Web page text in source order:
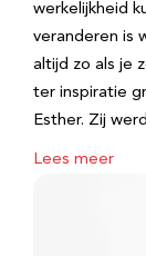
werkelijkheid
veranderen is
altijd zo als je
ter inspiratie
Esther. Zij
Lees meer